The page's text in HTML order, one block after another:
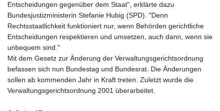
Entscheidungen gegenüber dem Staat", erklärte dazu
Bundesjustizministerin Stefanie Hubig (SPD). "Denn
Rechtsstaatlichkeit funktioniert nur, wenn Behörden gerichtliche
Entscheidungen respektieren und umsetzen, auch dann, wenn sie
unbequem sind."
Mit dem Gesetz zur Änderung der Verwaltungsgerichtsordnung
befassen sich nun Bundestag und Bundesrat. Die Änderungen
sollen ab kommenden Jahr in Kraft treten. Zuletzt wurde die
Verwaltungsgerichtsordnung 2001 überarbeitet.